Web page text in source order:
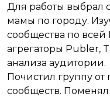
Для работы выбрал
мамы по городу.
сообщества по всей
агрегаторы Publer,
анализа аудитории.
Почистил группу от
сообществ.